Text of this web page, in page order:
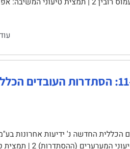
ניתוח פסק הדין: עס"ק 11-08: הסתדרות
הכללית החדשה נ' ידיעות אחרונות